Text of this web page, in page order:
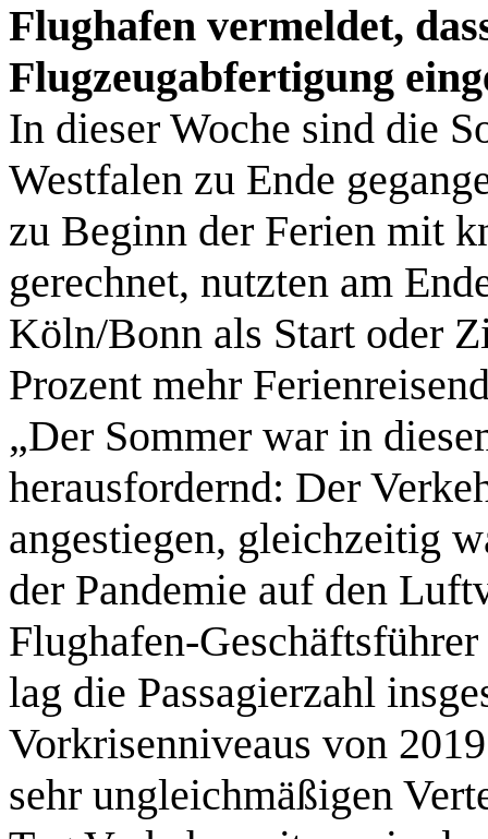
Flughafen vermeldet,
Flugzeugabfertigung
In dieser Woche sind die
Westfalen zu Ende
zu Beginn der Ferien mit
gerechnet, nutzten am
Köln/Bonn als Start oder
Prozent mehr
„Der Sommer war in
herausfordernd: Der
angestiegen, gleichzeitig
der Pandemie auf den
Flughafen-
lag die Passagierzahl
Vorkrisenniveaus von
sehr ungleichmäßigen